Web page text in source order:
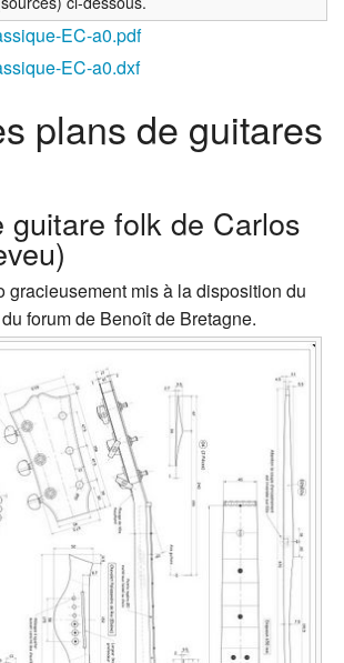
EC-a0.pdf‎
EC-a0.dxf‎
plans de guitares
guitare folk de Carlos
gracieusement mis à la disposition du
forum de Benoît de Bretagne.